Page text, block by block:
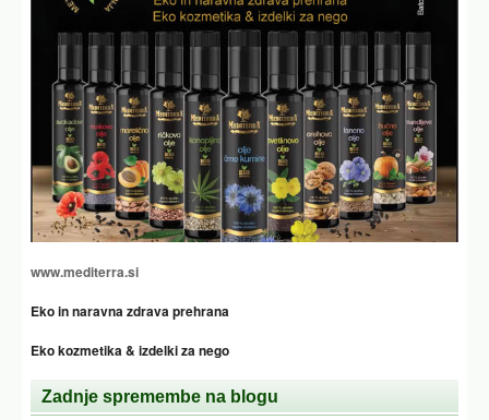
www.mediterra.si
Eko in naravna zdrava prehrana
Eko kozmetika & izdelki za nego
Zadnje spremembe na blogu